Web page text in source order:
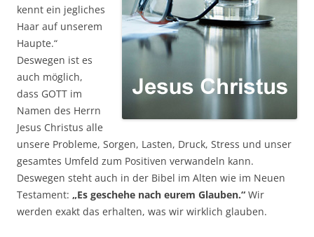
kennt ein jegliches
Haar auf unserem
Haupte.“
Deswegen ist es
auch möglich,
dass GOTT im
Namen des Herrn
Jesus Christus alle
unsere Probleme, Sorgen, Lasten, Druck, Stress und unser
gesamtes Umfeld zum Positiven verwandeln kann.
Deswegen steht auch in der Bibel im Alten wie im Neuen
Testament: „Es geschehe nach eurem Glauben.“ Wir
werden exakt das erhalten, was wir wirklich glauben.